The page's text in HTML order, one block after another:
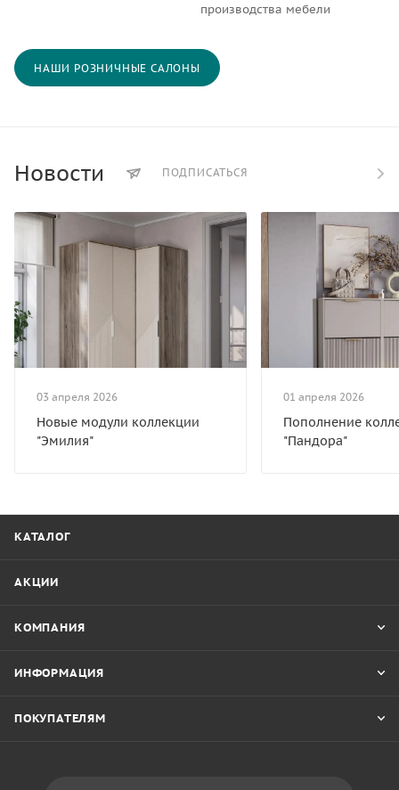
производства мебели
НАШИ РОЗНИЧНЫЕ САЛОНЫ
Новости ПОДПИСАТЬСЯ
03 апреля 2026
Новые модули коллекции
"Эмилия"
01 апреля 2026
Пополнение
"Пандора"
КАТАЛОГ
АКЦИИ
КОМПАНИЯ
ИНФОРМАЦИЯ
ПОКУПАТЕЛЯМ